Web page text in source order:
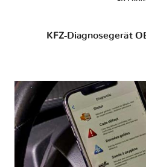
KFZ-Diagnosegerät